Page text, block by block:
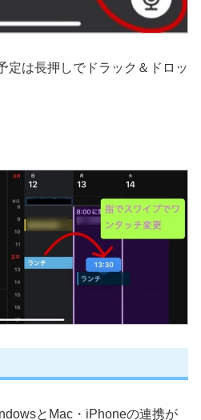
定は長押しでドラック＆ドロッ
とMac・iPhoneの連携が